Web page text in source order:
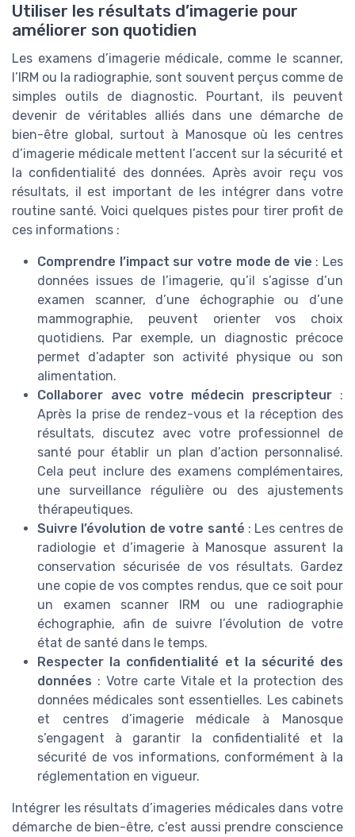
Utiliser les résultats d’imagerie pour
améliorer son quotidien
Les examens d’imagerie médicale, comme le scanner,
l’IRM ou la radiographie, sont souvent perçus comme de
simples outils de diagnostic. Pourtant, ils peuvent
devenir de véritables alliés dans une démarche de
bien-être global, surtout à Manosque où les centres
d’imagerie médicale mettent l’accent sur la sécurité et
la confidentialité des données. Après avoir reçu vos
résultats, il est important de les intégrer dans votre
routine santé. Voici quelques pistes pour tirer profit de
ces informations :
Comprendre l’impact sur votre mode de vie : Les
données issues de l’imagerie, qu’il s’agisse d’un
examen scanner, d’une échographie ou d’une
mammographie, peuvent orienter vos choix
quotidiens. Par exemple, un diagnostic précoce
permet d’adapter son activité physique ou son
alimentation.
Collaborer avec votre médecin prescripteur :
Après la prise de rendez-vous et la réception des
résultats, discutez avec votre professionnel de
santé pour établir un plan d’action personnalisé.
Cela peut inclure des examens complémentaires,
une surveillance régulière ou des ajustements
thérapeutiques.
Suivre l’évolution de votre santé : Les centres de
radiologie et d’imagerie à Manosque assurent la
conservation sécurisée de vos résultats. Gardez
une copie de vos comptes rendus, que ce soit pour
un examen scanner IRM ou une radiographie
échographie, afin de suivre l’évolution de votre
état de santé dans le temps.
Respecter la confidentialité et la sécurité des
données : Votre carte Vitale et la protection des
données médicales sont essentielles. Les cabinets
et centres d’imagerie médicale à Manosque
s’engagent à garantir la confidentialité et la
sécurité de vos informations, conformément à la
réglementation en vigueur.
Intégrer les résultats d’imageries médicales dans votre
démarche de bien-être, c’est aussi prendre conscience